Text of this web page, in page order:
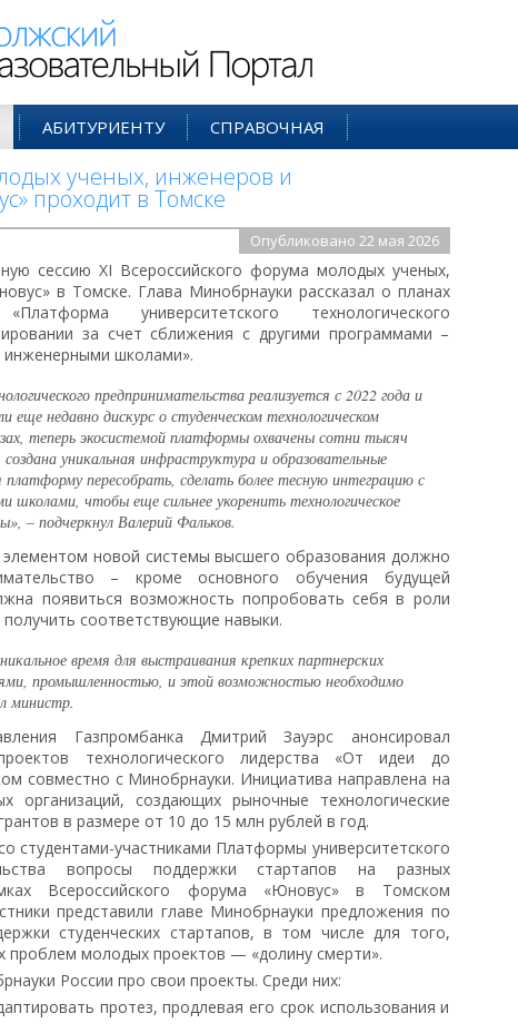
АБИТУРИЕНТУ СПРАВОЧНАЯ
ученых, инженеров и
проходит в Томске
Опубликовано 22 мая 2026
сессию XI Всероссийского форума молодых ученых,
в Томске. Глава Минобрнауки рассказал о планах
университетского технологического
за счет сближения с другими программами –
школами».
предпринимательства реализуется с 2022 года и
еще недавно дискурс о студенческом технологическом
теперь экосистемой платформы охвачены сотни тысяч
уникальная инфраструктура и образовательные
пересобрать, сделать более тесную интеграцию с
чтобы еще сильнее укоренить технологическое
– подчеркнул Валерий Фальков.
новой системы высшего образования должно
– кроме основного обучения будущей
появиться возможность попробовать себя в роли
соответствующие навыки.
время для выстраивания крепких партнерских
промышленностью, и этой возможностью необходимо
министр.
Газпромбанка Дмитрий Зауэрс анонсировал
технологического лидерства «От идеи до
совместно с Минобрнауки. Инициатива направлена на
организаций, создающих рыночные технологические
в размере от 10 до 15 млн рублей в год.
студентами-участниками Платформы университетского
вопросы поддержки стартапов на разных
Всероссийского форума «Юновус» в Томском
представили главе Минобрнауки предложения по
студенческих стартапов, в том числе для того,
проблем молодых проектов — «долину смерти».
России про свои проекты. Среди них:
протез, продлевая его срок использования и